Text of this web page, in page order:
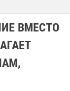
ВМЕСТО